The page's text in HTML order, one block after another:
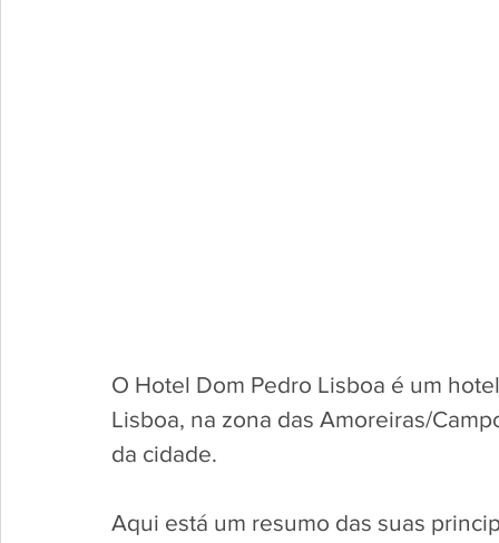
O Hotel Dom Pedro Lisboa é um
Lisboa, na zona das Amoreiras/
da cidade.
​Aqui está um resumo das suas